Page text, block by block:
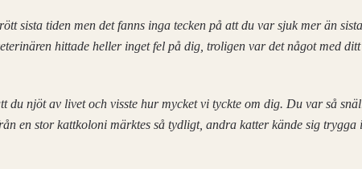
sista tiden men det fanns inga tecken på att du var sjuk mer än sista
hittade heller inget fel på dig, troligen var det något med ditt
du njöt av livet och visste hur mycket vi tyckte om dig. Du var så
en stor kattkoloni märktes så tydligt, andra katter kände sig trygga